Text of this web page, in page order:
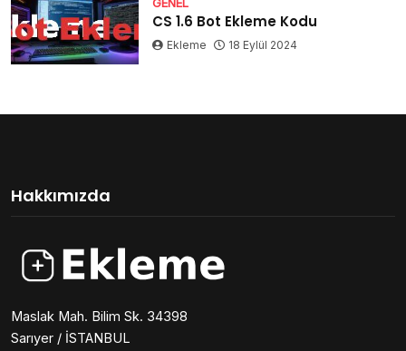
CS 1.6 Bot Ekleme Kodu
Ekleme 18 Eylül 2024
Hakkımızda
Maslak Mah. Bilim Sk. 34398
Sarıyer / İSTANBUL